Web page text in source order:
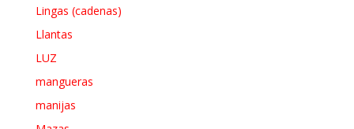
Lingas (cadenas)
Llantas
LUZ
mangueras
manijas